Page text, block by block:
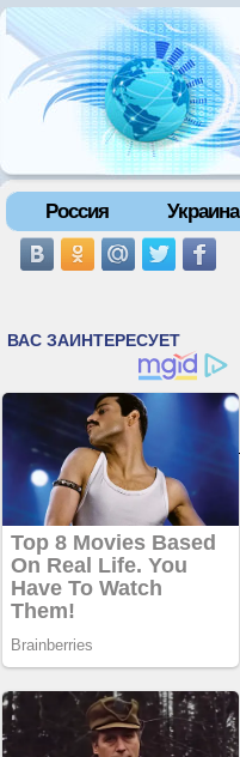
Россия Украина